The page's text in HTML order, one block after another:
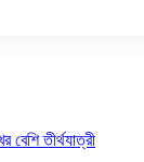
তীর্থযাত্রী